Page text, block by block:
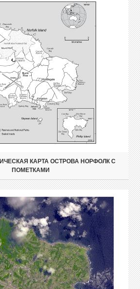
КАРТА ОСТРОВА НОРФОЛК С
ПОМЕТКАМИ